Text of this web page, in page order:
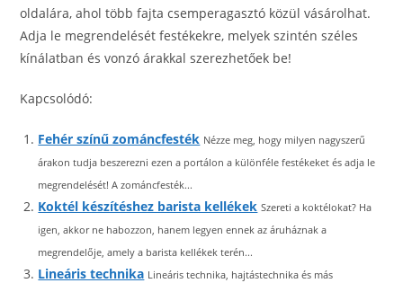
oldalára, ahol több fajta csemperagasztó közül vásárolhat.
Adja le megrendelését festékekre, melyek szintén széles
kínálatban és vonzó árakkal szerezhetőek be!
Kapcsolódó:
Fehér színű zománcfesték Nézze meg, hogy milyen nagyszerű
árakon tudja beszerezni ezen a portálon a különféle festékeket és adja le
megrendelését! A zománcfesték...
Koktél készítéshez barista kellékek Szereti a koktélokat? Ha
igen, akkor ne habozzon, hanem legyen ennek az áruháznak a
megrendelője, amely a barista kellékek terén...
Lineáris technika Lineáris technika, hajtástechnika és más